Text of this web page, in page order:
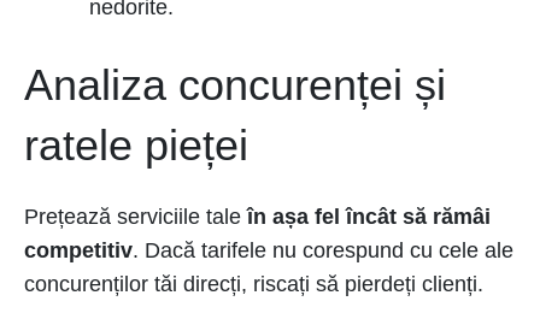
nedorite.
Analiza concurenței și
ratele pieței
Prețează serviciile taleîn așa fel încât să rămâi
competitiv. Dacă tarifele nu corespund cu cele ale
concurenților tăi direcți, riscați să pierdeți clienți.